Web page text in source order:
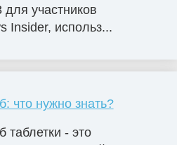
участников
Insider, использ...
что нужно знать?
таблетки - это